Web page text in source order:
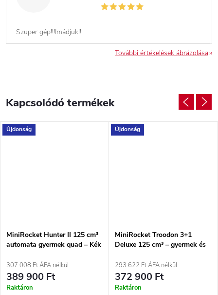
Szuper gép!!!Imádjuk!!
További értékelések ábrázolása
Kapcsolódó termékek
Újdonság
MiniRocket Hunter II 125 cm³
automata gyermek quad – Kék
307 008 Ft ÁFA nélkül
389 900 Ft
Raktáron
Újdonság
MiniRocket Troodon 3+1
Deluxe 125 cm³ – gyermek és
váltóval Szürke-kék
293 622 Ft ÁFA nélkül
372 900 Ft
Raktáron